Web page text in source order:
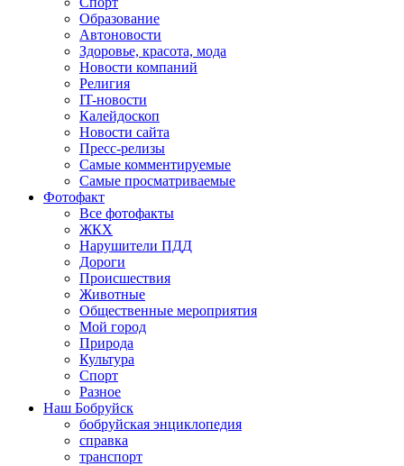
Образование
Автоновости
Здоровье, красота, мода
Новости компаний
Религия
IT-новости
Калейдоскоп
Новости сайта
Пресс-релизы
Самые комментируемые
Самые просматриваемые
Фотофакт
Все фотофакты
ЖКХ
Нарушители ПДД
Дороги
Происшествия
Животные
Общественные мероприятия
Мой город
Природа
Культура
Спорт
Разное
Наш Бобруйск
бобруйская энциклопедия
справка
транспорт